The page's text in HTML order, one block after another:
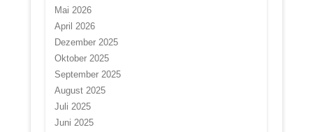
Mai 2026
April 2026
Dezember 2025
Oktober 2025
September 2025
August 2025
Juli 2025
Juni 2025